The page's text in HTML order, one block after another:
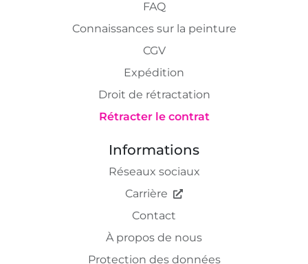
FAQ
Connaissances sur la peinture
CGV
Expédition
Droit de rétractation
Rétracter le contrat
Informations
Réseaux sociaux
Carrière
Contact
À propos de nous
Protection des données